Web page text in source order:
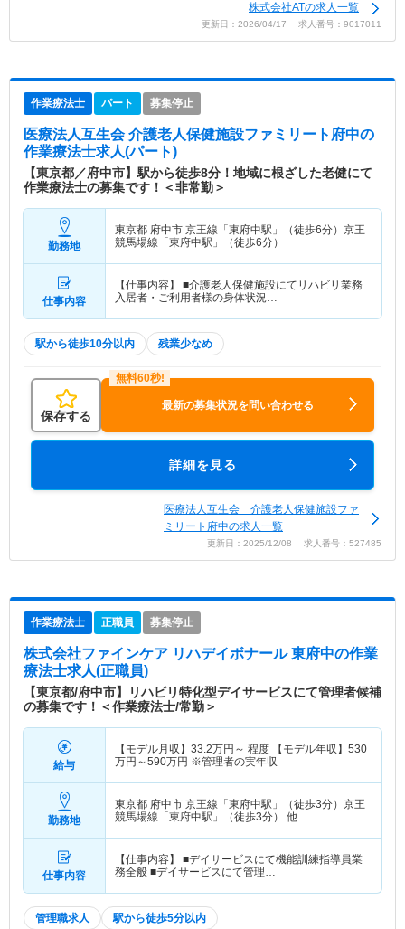
株式会社ATの求人一覧
更新日：2026/04/17 求人番号：9017011
作業療法士 パート 募集停止
医療法人互生会 介護老人保健施設ファミリート府中の
作業療法士求人(パート)
【東京都／府中市】駅から徒歩8分！地域に根ざした老健にて
作業療法士の募集です！＜非常勤＞
勤務地
東京都 府中市 京王線「東府中駅」（徒歩6分）京王
競馬場線「東府中駅」（徒歩6分）
仕事内容
【仕事内容】 ■介護老人保健施設にてリハビリ業務
入居者・ご利用者様の身体状況…
駅から徒歩10分以内 残業少なめ
保存する
最新の募集状況を問い合わせる
詳細を見る
医療法人互生会 介護老人保健施設ファ
ミリート府中の求人一覧
更新日：2025/12/08 求人番号：527485
作業療法士 正職員 募集停止
株式会社ファインケア リハデイボナール 東府中の作業
療法士求人(正職員)
【東京都/府中市】リハビリ特化型デイサービスにて管理者候補
の募集です！＜作業療法士/常勤＞
給与
【モデル月収】 33.2万円～ 程度 【モデル年収】 530
万円～590万円 ※管理者の実年収
勤務地
東京都 府中市 京王線「東府中駅」（徒歩3分）京王
競馬場線「東府中駅」（徒歩3分） 他
仕事内容
【仕事内容】 ■デイサービスにて機能訓練指導員業
務全般 ■デイサービスにて管理…
管理職求人 駅から徒歩5分以内